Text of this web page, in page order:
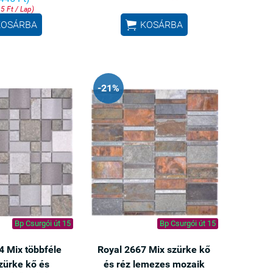
Ft / Lap)
 KOSÁRBA
Bp Csurgói út 15
Mix többféle
kő és
-21%
Bp Csurgói út 15
Royal 2667 Mix szürke kő
és réz lemezes mozaik